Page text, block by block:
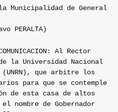
Municipalidad de General
PERALTA)
COMUNICACION: Al Rector
la Universidad Nacional
(UNRN), que arbitre los
para que se contemple
de esta casa de altos
nombre de Gobernador